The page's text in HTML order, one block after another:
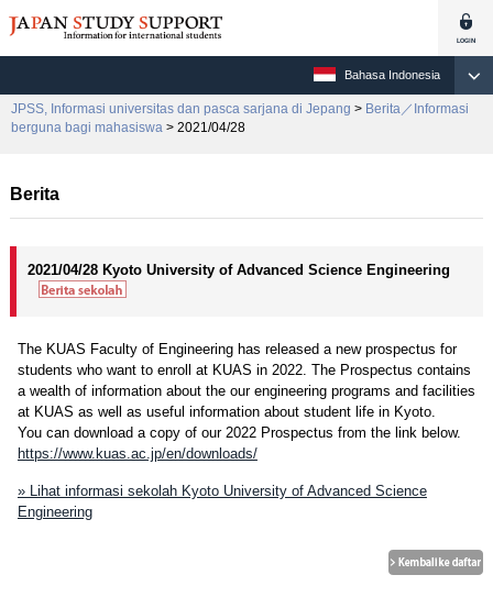
Bahasa Indonesia
JPSS, Informasi universitas dan pasca sarjana di Jepang > Berita／Informasi
berguna bagi mahasiswa > 2021/04/28
Berita
2021/04/28 Kyoto University of Advanced Science Engineering
The KUAS Faculty of Engineering has released a new prospectus for
students who want to enroll at KUAS in 2022. The Prospectus contains
a wealth of information about the our engineering programs and facilities
at KUAS as well as useful information about student life in Kyoto.
You can download a copy of our 2022 Prospectus from the link below.
https://www.kuas.ac.jp/en/downloads/
» Lihat informasi sekolah Kyoto University of Advanced Science
Engineering